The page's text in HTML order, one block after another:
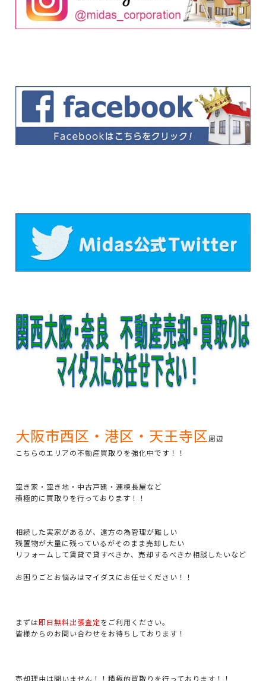
大阪市西区・港区・天王寺区周辺
こちらのエリアの不動産買取りを強化中です！！
空き家・空き地・中古戸建・連棟長屋など
積極的に買取りを行っております！！
相続した実家があるが、遠方の為管理が難しい
残置物が大量に残っているがそのまま売却したい
リフォームして賃貸で貸すべきか、売却するべきか相談したいなど
お困りごとお悩みはマイダスにお任せください！！
まずは即日無料出張査定をご利用ください。
皆様からのお問い合わせをお待ちしております！
売却理由は問いません！！積極的買取りを行っております！！